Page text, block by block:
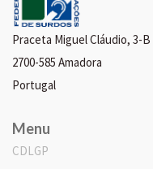
Praceta Miguel Cláudio, 3-B
2700-585 Amadora
Portugal
Menu
CDLGP